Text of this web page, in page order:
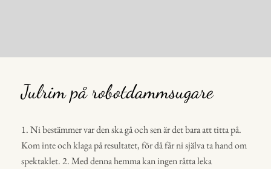
Julrim på robotdammsugare
1. Ni bestämmer var den ska gå och sen är det bara att titta på.
Kom inte och klaga på resultatet, för då får ni själva ta hand om
spektaklet. 2. Med denna hemma kan ingen råtta leka